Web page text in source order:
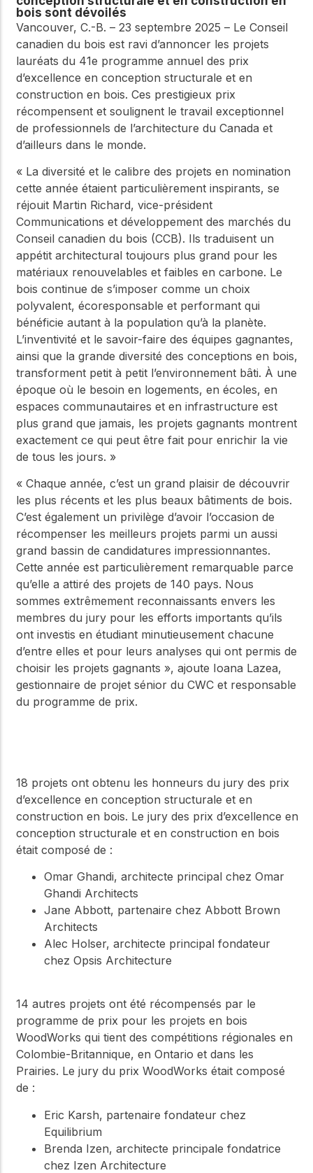
meilleures pratiques.
Réseau
d'innovation
dans le domaine
du bois
Connectez-vous avec
des professionnels et
explorez des idées de
l'innovation dans la
construction en bois et
la durabilité.
connectez-vous pour
obtenir du support
technique, des conseils
d'experts et accéder à
des ressources pratiques
bois sont dévoilés
Vancouver, C.-B. – 23 septembre 2025 – Le Conseil
canadien du bois est ravi d’annoncer les projets
lauréats du 41e programme annuel des prix
d’excellence en conception structurale et en
construction en bois. Ces prestigieux prix
récompensent et soulignent le travail exceptionnel
de professionnels de l’architecture du Canada et
d’ailleurs dans le monde.
« La diversité et le calibre des projets en nomination
cette année étaient particulièrement inspirants, se
réjouit Martin Richard, vice-président
Communications et développement des marchés du
Conseil canadien du bois (CCB). Ils traduisent un
appétit architectural toujours plus grand pour les
matériaux renouvelables et faibles en carbone. Le
bois continue de s’imposer comme un choix
polyvalent, écoresponsable et performant qui
bénéficie autant à la population qu’à la planète.
L’inventivité et le savoir-faire des équipes gagnantes,
ainsi que la grande diversité des conceptions en bois,
transforment petit à petit l’environnement bâti. À une
époque où le besoin en logements, en écoles, en
espaces communautaires et en infrastructure est
plus grand que jamais, les projets gagnants montrent
exactement ce qui peut être fait pour enrichir la vie
de tous les jours. »
« Chaque année, c’est un grand plaisir de découvrir
les plus récents et les plus beaux bâtiments de bois.
C’est également un privilège d’avoir l’occasion de
récompenser les meilleurs projets parmi un aussi
grand bassin de candidatures impressionnantes.
Cette année est particulièrement remarquable parce
qu’elle a attiré des projets de 140 pays. Nous
sommes extrêmement reconnaissants envers les
membres du jury pour les efforts importants qu’ils
ont investis en étudiant minutieusement chacune
d’entre elles et pour leurs analyses qui ont permis de
choisir les projets gagnants », ajoute Ioana Lazea,
gestionnaire de projet sénior du CWC et responsable
du programme de prix.
18 projets ont obtenu les honneurs du jury des prix
d’excellence en conception structurale et en
construction en bois. Le jury des prix d’excellence en
conception structurale et en construction en bois
était composé de :
Omar Ghandi, architecte principal chez Omar
Ghandi Architects
Jane Abbott, partenaire chez Abbott Brown
Architects
Alec Holser, architecte principal fondateur
chez Opsis Architecture
14 autres projets ont été récompensés par le
programme de prix pour les projets en bois
WoodWorks qui tient des compétitions régionales en
Colombie-Britannique, en Ontario et dans les
Prairies. Le jury du prix WoodWorks était composé
de :
Eric Karsh, partenaire fondateur chez
Equilibrium
Brenda Izen, architecte principale fondatrice
chez Izen Architecture